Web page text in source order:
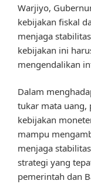
Warjiyo,
kebijakan fiskal
menjaga
kebijakan ini
mengendalikan
Dalam
tukar mata uang,
kebijakan
mampu
menjaga
strategi yang
pemerintah dan